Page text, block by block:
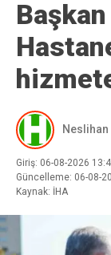
Neslihan
Giriş: 06-08-2026
Güncelleme: 06-08-
Kaynak: İHA